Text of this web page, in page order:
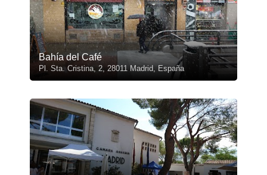
Bahía del Café
Pl. Sta. Cristina, 2, 28011 Madrid, España